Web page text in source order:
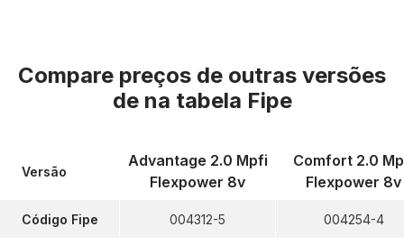
Compare preços de outras versões
de na tabela Fipe
Versão
Código Fipe
Advantage 2.0 Mpfi
Flexpower 8v
004312-5
Comfort 2.0
Flexpower 8v
004254-4